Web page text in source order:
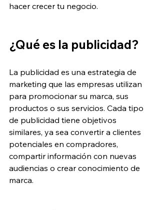
hacer crecer tu negocio.
¿Qué es la publicidad?
La publicidad es una estrategia de
marketing que las empresas utilizan
para promocionar su marca, sus
productos o sus servicios. Cada tipo
de publicidad tiene objetivos
similares, ya sea convertir a clientes
potenciales en compradores,
compartir información con nuevas
audiencias o crear conocimiento de
marca.